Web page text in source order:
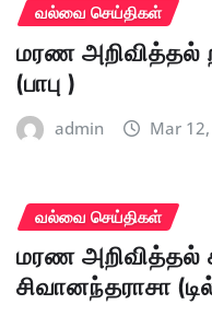
வல்வை செய்திகள்
மரண
(பாபு )
admin Mar
வல்வை செய்திகள்
மரண அறிவித்தல்
சிவானந்தராசா